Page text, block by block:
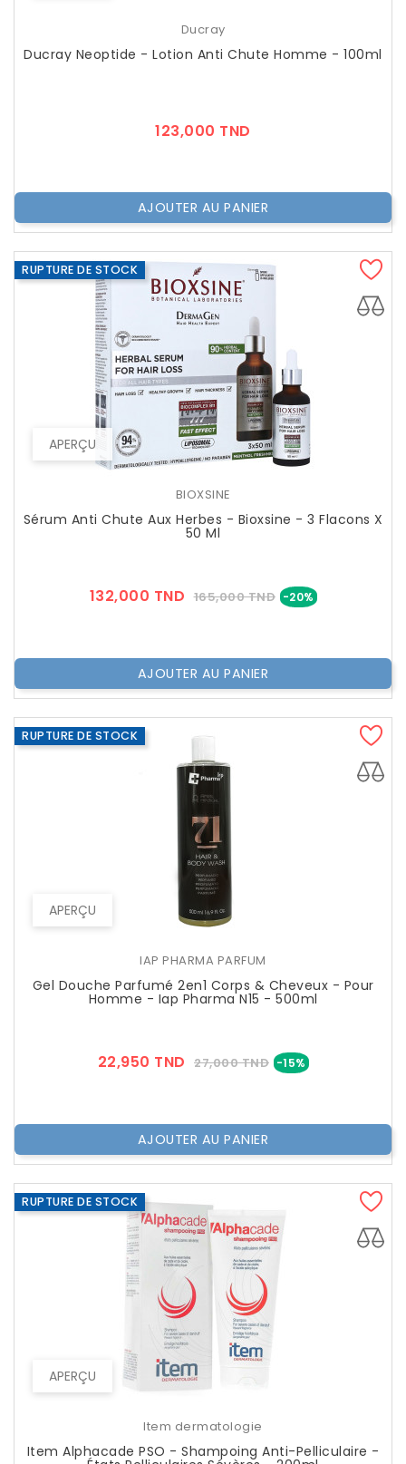
Ducray
Ducray Neoptide - Lotion Anti Chute Homme - 100ml
123,000 TND
AJOUTER AU PANIER
APERÇU
RUPTURE DE STOCK
BIOXSINE
Sérum Anti Chute Aux Herbes - Bioxsine - 3 Flacons X
50 Ml
132,000 TND Prix
165,000 TND -20% Prix
AJOUTER AU PANIER
APERÇU
RUPTURE DE STOCK
IAP PHARMA PARFUM
Gel Douche Parfumé 2en1 Corps & Cheveux - Pour
Homme - Iap Pharma N15 - 500ml
22,950 TND Prix
27,000 TND -15% Prix
AJOUTER AU PANIER
APERÇU
RUPTURE DE STOCK
Item dermatologie
Item Alphacade PSO - Shampoing Anti-Pelliculaire -